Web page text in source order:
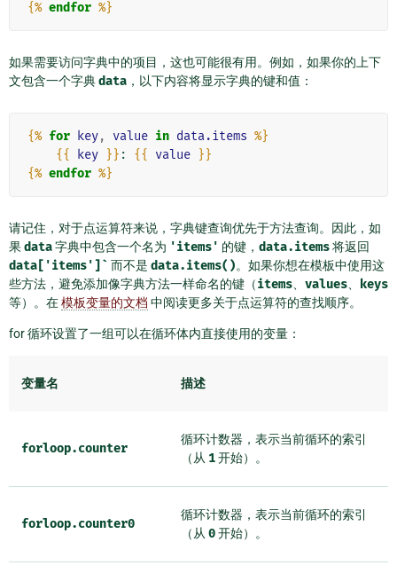
{% endfor %}
如果需要访问字典中的项目，这也可能很有用。例如，如果你的上下
文包含一个字典data ，以下内容将显示字典的键和值：
{% for key, value in data.items %}
{{
key }} : {{ value }}
{% endfor %}
请记住，对于点运算符来说，字典键查询优先于方法查询。因此，如
果data字典中包含一个名为 'items' 的键， data.items将返回
data['items']` 而不是 data.items()。如果你想在模板中使用这
些方法，避免添加像字典方法一样命名的键（items values keys
等）。在模板变量的文档 中阅读更多关于点运算符的查找顺序。
for 循环设置了一组可以在循环体内直接使用的变量：
变量名 描述
forloop.counter
循环计数器，表示当前循环的索引
（从 1开始）。
forloop.counter0
循环计数器，表示当前循环的索引
（从 0开始）。